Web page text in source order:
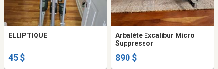
ELLIPTIQUE
45 $
Arbalète Excalibur Micro
Suppressor
890 $